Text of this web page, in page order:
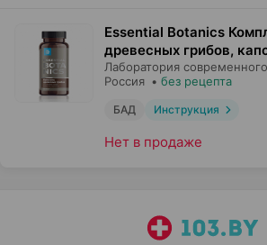
Essential Botanics
древесных грибов,
Лаборатория
Россия • без рецепта
БАД Инструкция
Нет в продаже